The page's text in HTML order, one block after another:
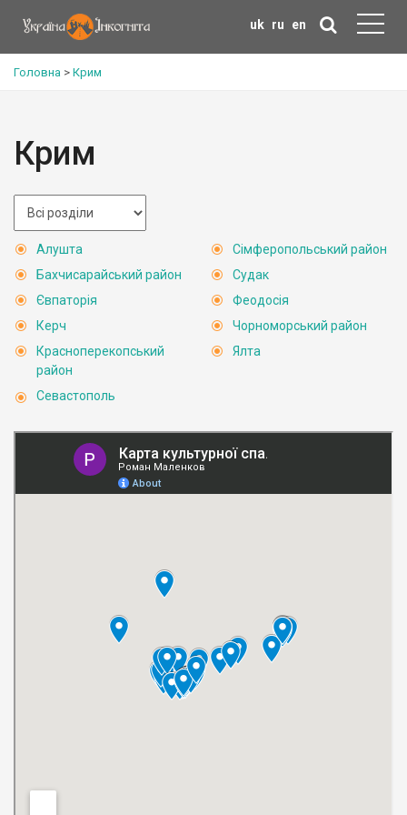
uk ru en
Головна > Крим
Крим
Алушта
Бахчисарайський район
Євпаторія
Керч
Красноперекопський
район
Севастополь
Сімферопольський район
Судак
Феодосія
Чорноморський район
Ялта